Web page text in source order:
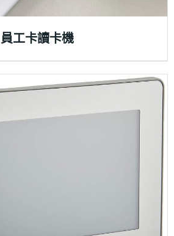
員工卡讀卡機